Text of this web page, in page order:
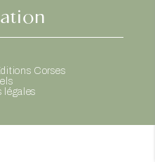
Corses
légales